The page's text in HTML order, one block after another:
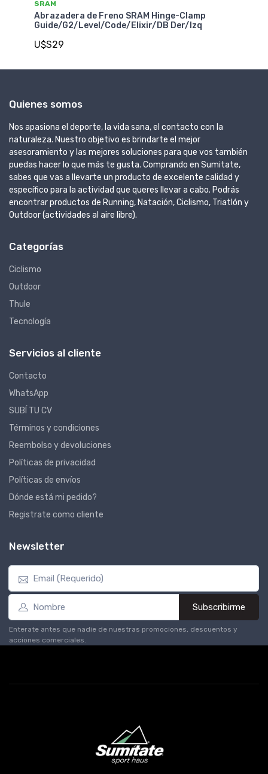
de Freno SRAM Hinge-Clamp
G2/Level/Code/Elixir/DB Der/Izq
Quienes somos
Nos apasiona el deporte, la vida sana, el contacto con la
naturaleza. Nuestro objetivo es brindarte el mejor
asesoramiento y las mejores soluciones para que vos también
puedas hacer lo que más te gusta. Comprando en Sumitate,
sabes que vas a llevarte un producto de excelente calidad y
específico para la actividad que queres llevar a cabo. Podrás
encontrar productos de Running, Natación, Ciclismo, Triatlón y
Outdoor (actividades al aire libre).
Categorías
Ciclismo
Outdoor
Thule
Tecnología
Servicios al cliente
Contacto
WhatsApp
SUBÍ TU CV
Términos y condiciones
Reembolso y devoluciones
Políticas de privacidad
Políticas de envíos
Dónde está mi pedido?
Registrate como cliente
Newsletter
Subscribirme
Enterate antes que nadie de nuestras promociones, descuentos y
acciones comerciales.